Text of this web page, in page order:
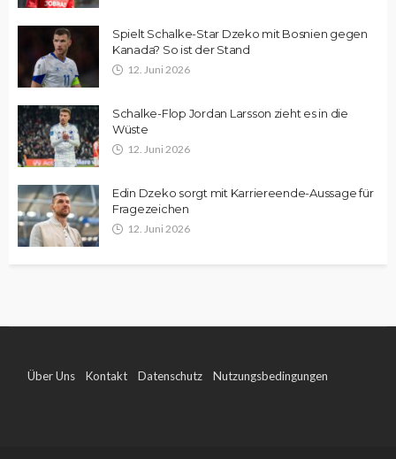
Spielt Schalke-Star Dzeko mit Bosnien gegen
Kanada? So ist der Stand
12. Juni 2026
Schalke-Flop Jordan Larsson zieht es in die
Wüste
12. Juni 2026
Edin Dzeko sorgt mit Karriereende-Aussage für
Fragezeichen
12. Juni 2026
Über Uns Kontakt Datenschutz Nutzungsbedingungen